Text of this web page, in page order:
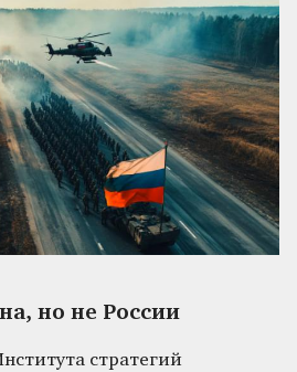
но не России
стратегий